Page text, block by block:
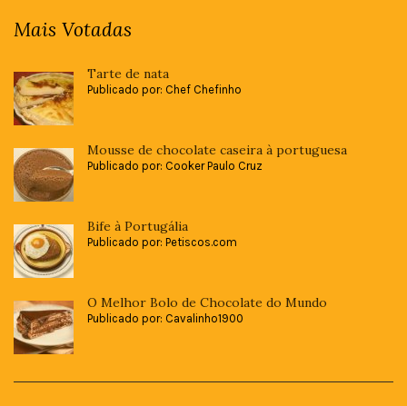
Mais Votadas
Tarte de nata
Publicado por: Chef Chefinho
Mousse de chocolate caseira à portuguesa
Publicado por: Cooker Paulo Cruz
Bife à Portugália
Publicado por: Petiscos.com
O Melhor Bolo de Chocolate do Mundo
Publicado por: Cavalinho1900